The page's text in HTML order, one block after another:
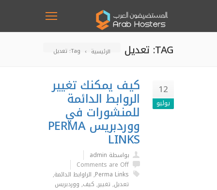
الرئيسية Tag: تعديل TAG: تعديل
12
يوليو
كيف يمكنك تغيير
الروابط الدائمة
للمنشورات في
ووردبريس PERMA
LINKS
بواسطة admin
Comments are Off
Perma Links
, الراوابط الدائمة,
تعديل, تغيير, كيف, ووردبريس